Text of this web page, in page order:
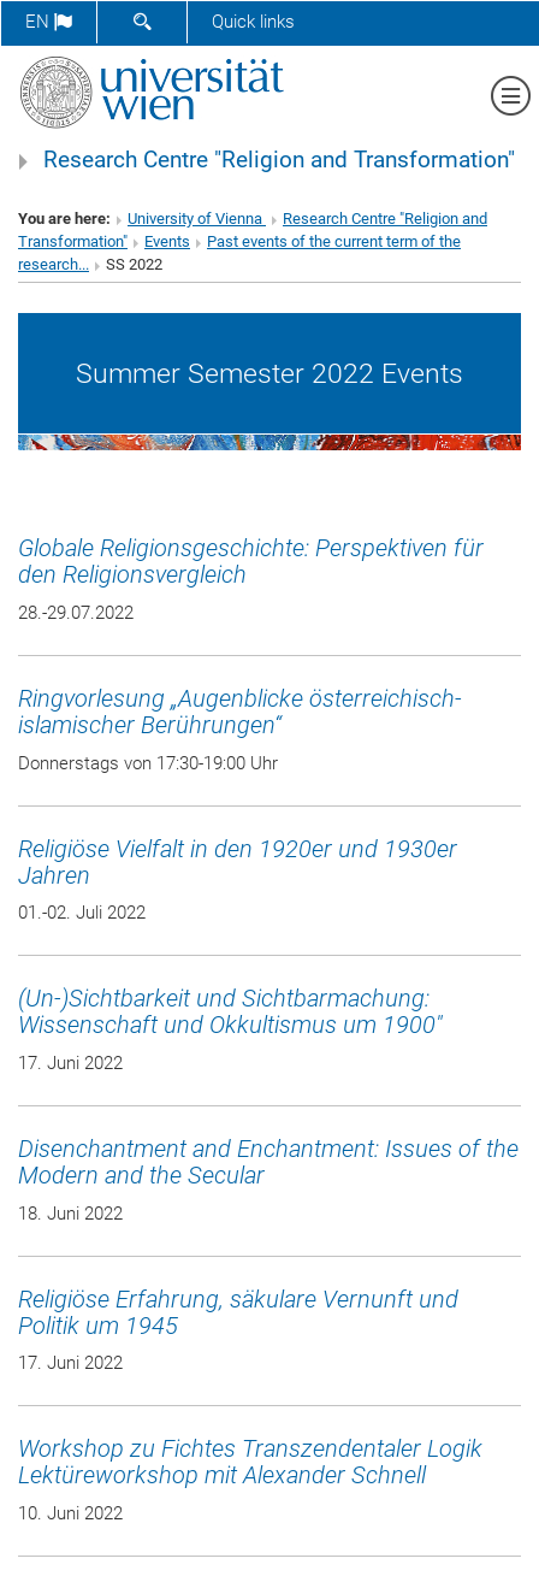
EN SHOW SEARCH FORM
Quick links
Research Centre "Religion and Transformation"
You are here: University of Vienna
Research Centre "Religion and
Transformation"
Events
Past events of the current term of the
research...
SS 2022
Summer Semester 2022 Events
Globale Religionsgeschichte: Perspektiven für
den Religionsvergleich
28.-29.07.2022
Ringvorlesung „Augenblicke österreichisch-
islamischer Berührungen“
Donnerstags von 17:30-19:00 Uhr
Religiöse Vielfalt in den 1920er und 1930er
Jahren
01.-02. Juli 2022
(Un-)Sichtbarkeit und Sichtbarmachung:
Wissenschaft und Okkultismus um 1900"
17. Juni 2022
Disenchantment and Enchantment: Issues of the
Modern and the Secular
18. Juni 2022
Religiöse Erfahrung, säkulare Vernunft und
Politik um 1945
17. Juni 2022
Workshop zu Fichtes Transzendentaler Logik
Lektüreworkshop mit Alexander Schnell
10. Juni 2022